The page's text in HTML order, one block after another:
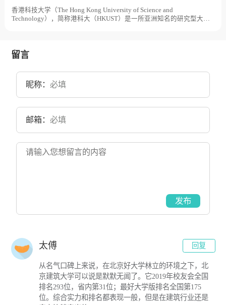
香港科技大学（The Hong Kong University of Science and
Technology），简称港科大（HKUST）是一所亚洲知名的研究型大
学霍英东研究院成立。2019年9月，香港科技大学（广州）获批筹建。
目前学校总体占地面积900亩。
留言
昵称：
邮箱：
发布
太傅 回复
从名气口碑上来说，在北京好大学林立的环境之下，北
京建筑大学可以说是默默无闻了。它2019年校友会全国
排名293位，省内第31位；最好大学版排名全国第175
位。综合实力和排名都表现一般，但是在建筑行业还是